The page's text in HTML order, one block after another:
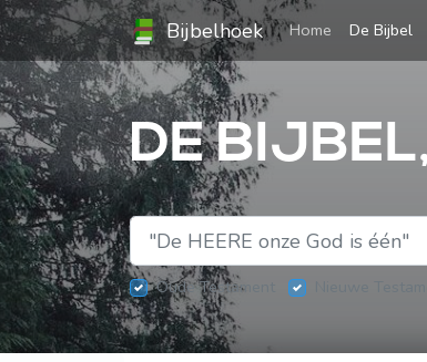
Bijbelhoek Home (current)
De Bijbel
DE
Oude Testament